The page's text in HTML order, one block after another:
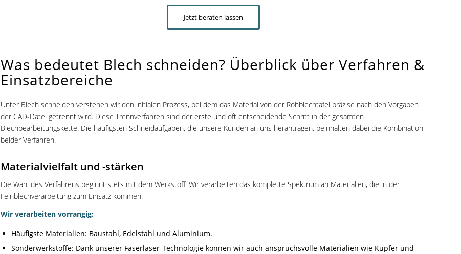
Jetzt beraten lassen
Was bedeutet Blech schneiden? Überblick über Verfahren &
Einsatzbereiche
Unter Blech schneiden verstehen wir den initialen Prozess, bei dem das Material von der Rohblechtafel präzise nach den Vorgaben
der CAD-Datei getrennt wird. Diese Trennverfahren sind der erste und oft entscheidende Schritt in der gesamten
Blechbearbeitungskette. Die häufigsten Schneidaufgaben, die unsere Kunden an uns herantragen, beinhalten dabei die Kombination
beider Verfahren.
Materialvielfalt und -stärken
Die Wahl des Verfahrens beginnt stets mit dem Werkstoff. Wir verarbeiten das komplette Spektrum an Materialien, die in der
Feinblechverarbeitung zum Einsatz kommen.
Wir verarbeiten vorrangig:
Häufigste Materialien: Baustahl, Edelstahl und Aluminium.
Sonderwerkstoffe: Dank unserer Faserlaser-Technologie können wir auch anspruchsvolle Materialien wie Kupfer und